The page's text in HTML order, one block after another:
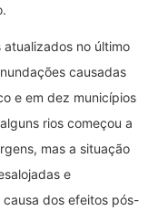
atualizados no último
causadas
e em dez municípios
rios começou a
mas a situação
e
dos efeitos pós-